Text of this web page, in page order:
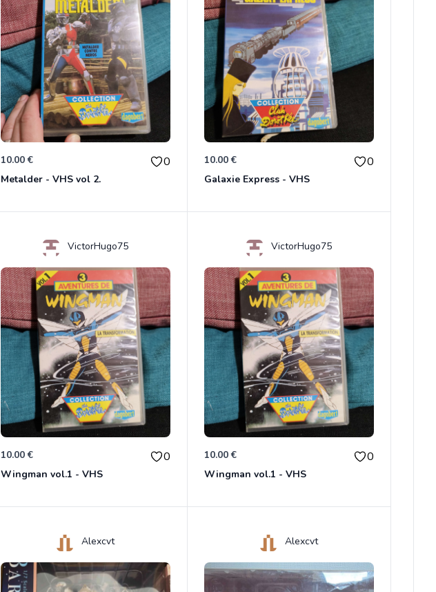
10.00 € 0
Metalder - VHS vol 2.
10.00 € 0
Galaxie Express - VHS
VictorHugo75
10.00 € 0
Wingman vol.1 - VHS
VictorHugo75
10.00 € 0
Wingman vol.1 - VHS
Alexcvt Alexcvt